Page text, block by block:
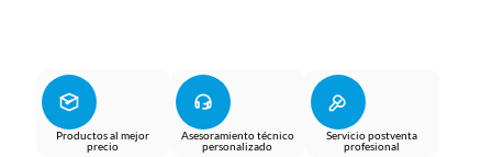
Productos al mejor
precio
Asesoramiento técnico
personalizado
Servicio postventa
profesional